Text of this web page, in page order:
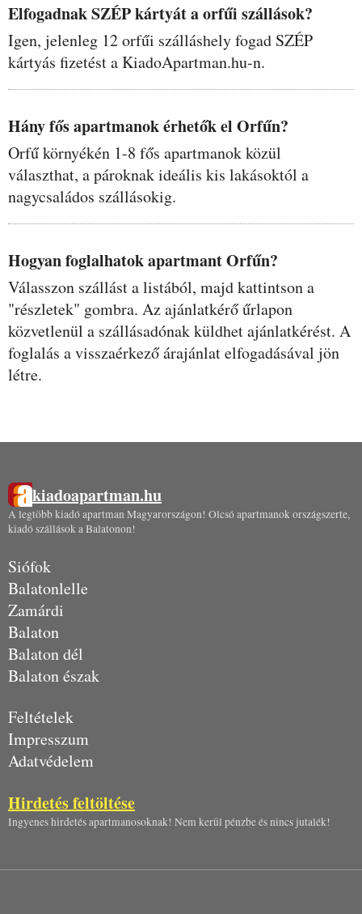
Elfogadnak SZÉP kártyát a orfűi szállások?
Igen, jelenleg 12 orfűi szálláshely fogad SZÉP
kártyás fizetést a KiadoApartman.hu-n.
Hány fős apartmanok érhetők el Orfűn?
Orfű környékén 1-8 fős apartmanok közül
választhat, a pároknak ideális kis lakásoktól a
nagycsaládos szállásokig.
Hogyan foglalhatok apartmant Orfűn?
Válasszon szállást a listából, majd kattintson a
"részletek" gombra. Az ajánlatkérő űrlapon
közvetlenül a szállásadónak küldhet ajánlatkérést. A
foglalás a visszaérkező árajánlat elfogadásával jön
létre.
kiadoapartman.hu
A legtöbb kiadó apartman Magyarországon! Olcsó apartmanok országszerte,
kiadó szállások a Balatonon!
Siófok
Balatonlelle
Zamárdi
Balaton
Balaton dél
Balaton észak
Feltételek
Impresszum
Adatvédelem
Hirdetés feltöltése
Ingyenes hirdetés apartmanosoknak! Nem kerül pénzbe és nincs jutalék!